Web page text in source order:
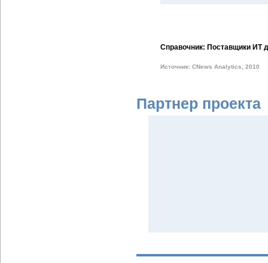
Справочник: Поставщики ИТ
Источник: CNews Analytics, 2010
Партнер проекта